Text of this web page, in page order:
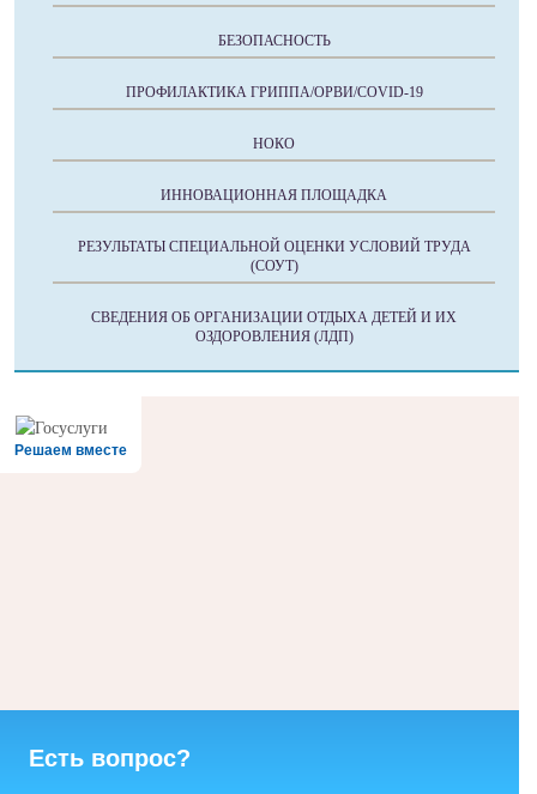
БЕЗОПАСНОСТЬ
ПРОФИЛАКТИКА ГРИППА/ОРВИ/COVID-19
НОКО
ИННОВАЦИОННАЯ ПЛОЩАДКА
РЕЗУЛЬТАТЫ СПЕЦИАЛЬНОЙ ОЦЕНКИ УСЛОВИЙ ТРУДА
(СОУТ)
СВЕДЕНИЯ ОБ ОРГАНИЗАЦИИ ОТДЫХА ДЕТЕЙ И ИХ
ОЗДОРОВЛЕНИЯ (ЛДП)
Решаем вместе
Есть вопрос?